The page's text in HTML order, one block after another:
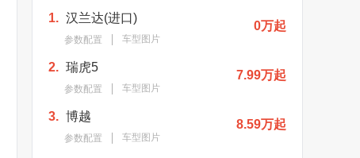
1. 汉兰达(进口)
参数配置 车型图片
0万起
2. 瑞虎5
参数配置 车型图片
7.99万起
3. 博越
参数配置 车型图片
8.59万起